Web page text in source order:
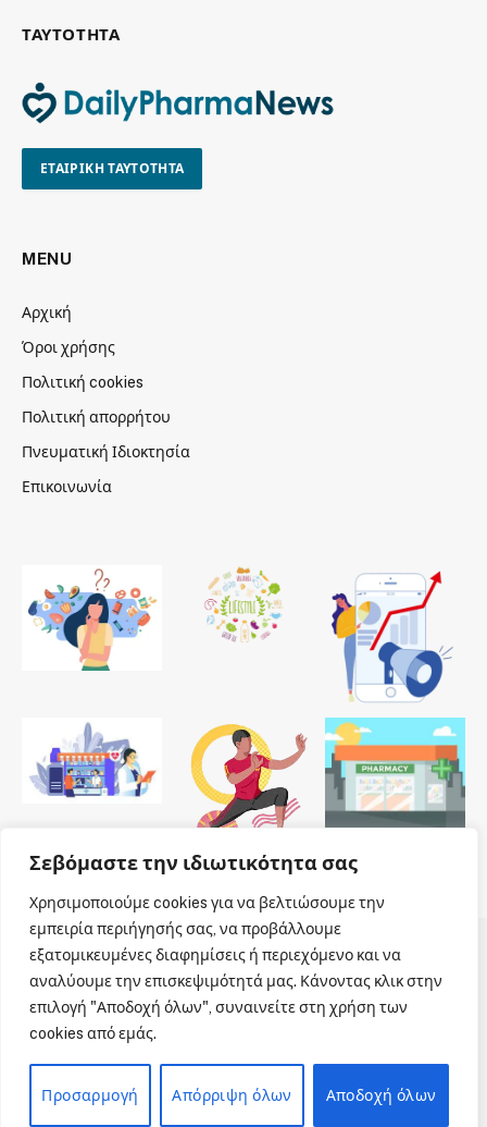
Σεβόμαστε την ιδιωτικότητα σας
Χρησιμοποιούμε cookies για να βελτιώσουμε την
εμπειρία περιήγησής σας, να προβάλλουμε
εξατομικευμένες διαφημίσεις ή περιεχόμενο και να
αναλύουμε την επισκεψιμότητά μας. Κάνοντας κλικ στην
επιλογή "Αποδοχή όλων", συναινείτε στη χρήση των
cookies από εμάς.
Προσαρμογή Απόρριψη όλων Αποδοχή όλων
ΤΑΥΤΟΤΗΤΑ
ΕΤΑΙΡΙΚΗ ΤΑΥΤΟΤΗΤΑ
MENU
Αρχική
Όροι χρήσης
Πολιτική cookies
Πολιτική απορρήτου
Πνευματική Ιδιοκτησία
Επικοινωνία
© 2026 Dailypharmanews. Designed byDailypharmanews
Αρχική Όροι χρήσης
Πολιτική cookies
Πολιτική απορρήτου